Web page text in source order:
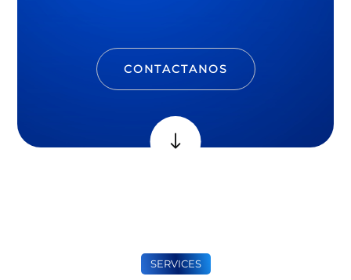
CONTACTANOS
CONTACTANOS
SERVICES